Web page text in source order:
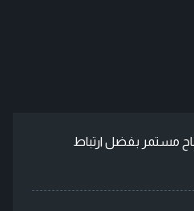
مستمر بفضل ارتباط